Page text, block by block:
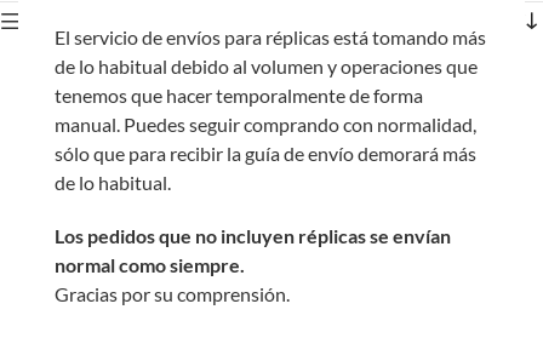
El servicio de envíos para réplicas está tomando más
de lo habitual debido al volumen y operaciones que
tenemos que hacer temporalmente de forma
manual. Puedes seguir comprando con normalidad,
sólo que para recibir la guía de envío demorará más
de lo habitual.
Los pedidos que no incluyen réplicas se envían
normal como siempre.
Gracias por su comprensión.